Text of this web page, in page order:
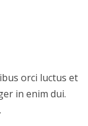
orci luctus et
in enim dui.